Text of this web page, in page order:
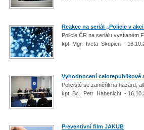
Reakce na seriál „Policie v
Policie ČR na seriálu vysílaném
kpt. Mgr. Iveta Skupien -
Vyhodnocení celorepublikové
Policisté se zaměřili na hazard,
kpt. Bc. Petr Habenicht -
Preventivní film JAKUB